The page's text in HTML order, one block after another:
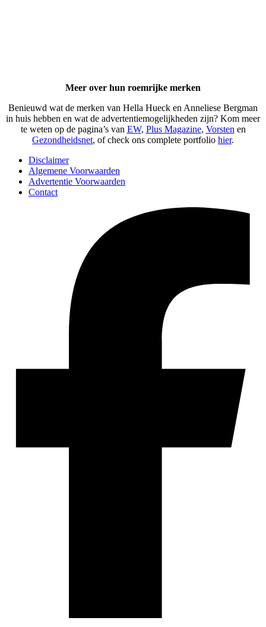
Meer over hun roemrijke merken
Benieuwd wat de merken van Hella Hueck en Anneliese Bergman
in huis hebben en wat de advertentiemogelijkheden zijn? Kom meer
te weten op de pagina’s van EW, Plus Magazine, Vorstenen
Gezondheidsnet, of check ons complete portfolio hier.
Disclaimer
Algemene Voorwaarden
Advertentie Voorwaarden
Contact